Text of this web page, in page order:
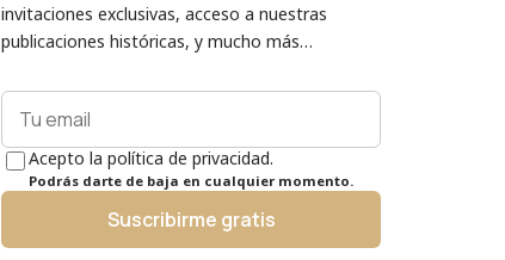
invitaciones exclusivas, acceso a nuestras
publicaciones históricas, y mucho más…
Acepto la política de privacidad.
Podrás darte de baja en cualquier momento.
Suscribirme gratis